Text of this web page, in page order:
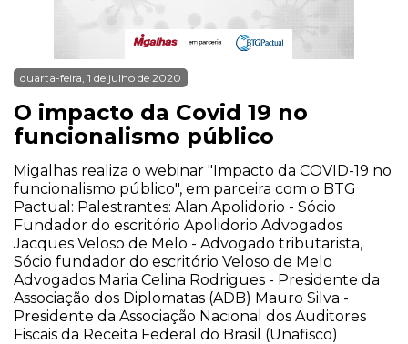
quarta-feira, 1 de julho de 2020
O impacto da Covid 19 no
funcionalismo público
Migalhas realiza o webinar "Impacto da COVID-19 no
funcionalismo público", em parceira com o BTG
Pactual: Palestrantes: Alan Apolidorio - Sócio
Fundador do escritório Apolidorio Advogados
Jacques Veloso de Melo - Advogado tributarista,
Sócio fundador do escritório Veloso de Melo
Advogados Maria Celina Rodrigues - Presidente da
Associação dos Diplomatas (ADB) Mauro Silva -
Presidente da Associação Nacional dos Auditores
Fiscais da Receita Federal do Brasil (Unafisco)